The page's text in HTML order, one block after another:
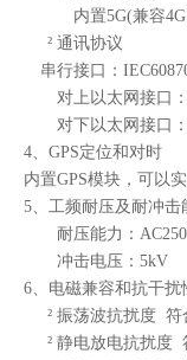
内置5G(兼容
² 通讯协议
串行接口：
对上 以太网接口
对下以太网接口：
4、 GPS定位和对时
内置GPS模块，可以
5、 工频耐压及耐冲击
耐压能力：
冲击电压： 5kV
6、 电磁兼容和抗干扰
² 振荡波抗扰度 符
² 静电放电抗扰度